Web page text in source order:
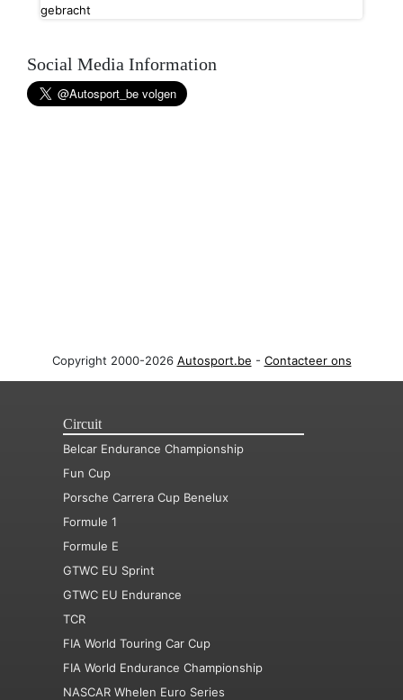
Social Media Information
Copyright 2000-2026 Autosport.be - Contacteer ons
Circuit
Belcar Endurance Championship
Fun Cup
Porsche Carrera Cup Benelux
Formule 1
Formule E
GTWC EU Sprint
GTWC EU Endurance
TCR
FIA World Touring Car Cup
FIA World Endurance Championship
NASCAR Whelen Euro Series